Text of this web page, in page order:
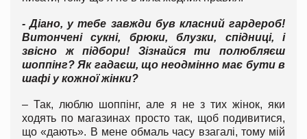
- Діано, у тебе завжди був класний гардероб!
Витончені сукні, брюки, блузки, спідниці, і
звісно ж підбори! Зізнайся ти полюбляєш
шоппінг? Як гадаєш, що неодмінно має бути в
шафі у кожної жінки?
– Так, люблю шоппінг, але я не з тих жінок, яки
ходять по магазинах просто так, щоб подивитися,
що «дають». В мене обмаль часу взагалі, тому мій